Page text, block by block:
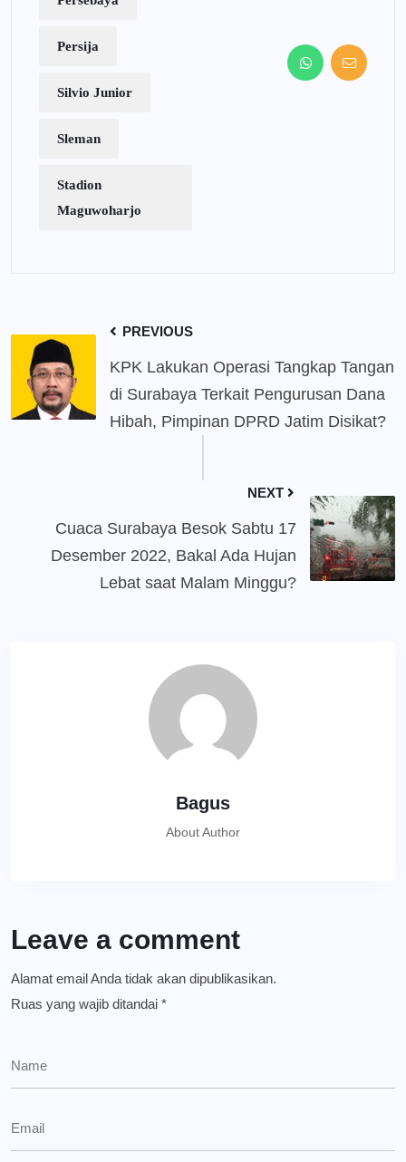
Persija
Silvio Junior
Sleman
Stadion
Maguwoharjo
PREVIOUS
KPK Lakukan Operasi Tangkap Tangan
di Surabaya Terkait Pengurusan Dana
Hibah, Pimpinan DPRD Jatim Disikat?
NEXT
Cuaca Surabaya Besok Sabtu 17
Desember 2022, Bakal Ada Hujan
Lebat saat Malam Minggu?
Bagus
About Author
Leave a comment
Alamat email Anda tidak akan dipublikasikan.
Ruas yang wajib ditandai *